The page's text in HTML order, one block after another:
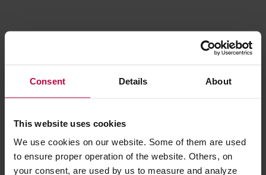
Consent Details About
This website uses cookies
We use cookies on our website. Some of them are used
to ensure proper operation of the website. Others, on
your consent, are used by us to measure and analyze